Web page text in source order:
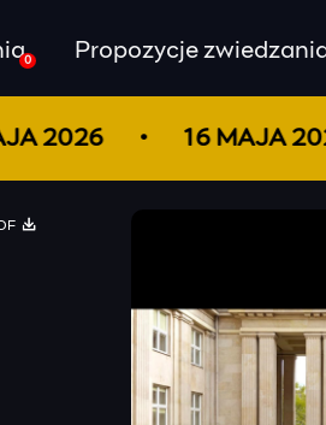
0 Propozycje
2026 16 MAJA